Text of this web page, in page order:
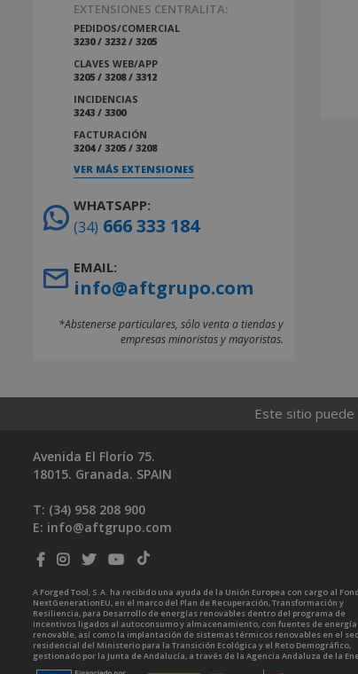
EXTENSIONES CENTRALITA:
PEDIDOS/COMERCIAL
3230 / 3232 / 3205
CLAVES WEB/APP
3205 / 3208 / 3312
INCIDENCIAS
3243 / 3300
FACTURACIÓN
3204 / 3205 / 3208
VER MÁS EXTENSIONES
WHATSAPP:
(34) 666 333 184
EMAIL:
info@aftgrupo.com
*Abstenerse particulares, sólo venta a tiendas y
empresas minoristas y mayoristas.
Este sitio
Avenida El Florío 75.
18015. Granada. SPAIN
T: (34) 958 208 900
E: info@aftgrupo.com
A Forged Tool, S.A. ha recibido una ayuda de la Unión Europea con cargo al
NextGenerationEU, en el marco del Plan de Recuperación, Transformación y
Resiliencia, para Desarrollo de energías renovables dentro del programa de
incentivos ligados al autoconsumo y almacenamiento, con fuentes de energía
renovable, así como la implantación de sistemas térmicos renovables en el
residencial del Ministerio para la Transición Ecológica y el Reto Demográfico,
gestionado por la Junta de Andalucía, a través de la Agencia Andaluza de la